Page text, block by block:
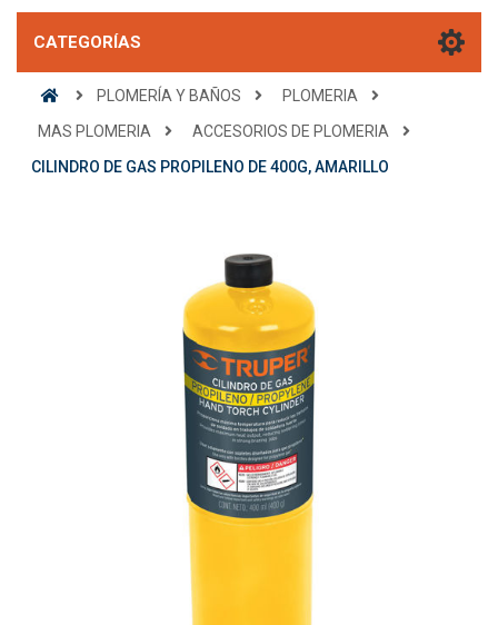
CATEGORÍAS
PLOMERÍA Y BAÑOS
PLOMERIA
MAS PLOMERIA
ACCESORIOS DE PLOMERIA
CILINDRO DE GAS PROPILENO DE 400G, AMARILLO